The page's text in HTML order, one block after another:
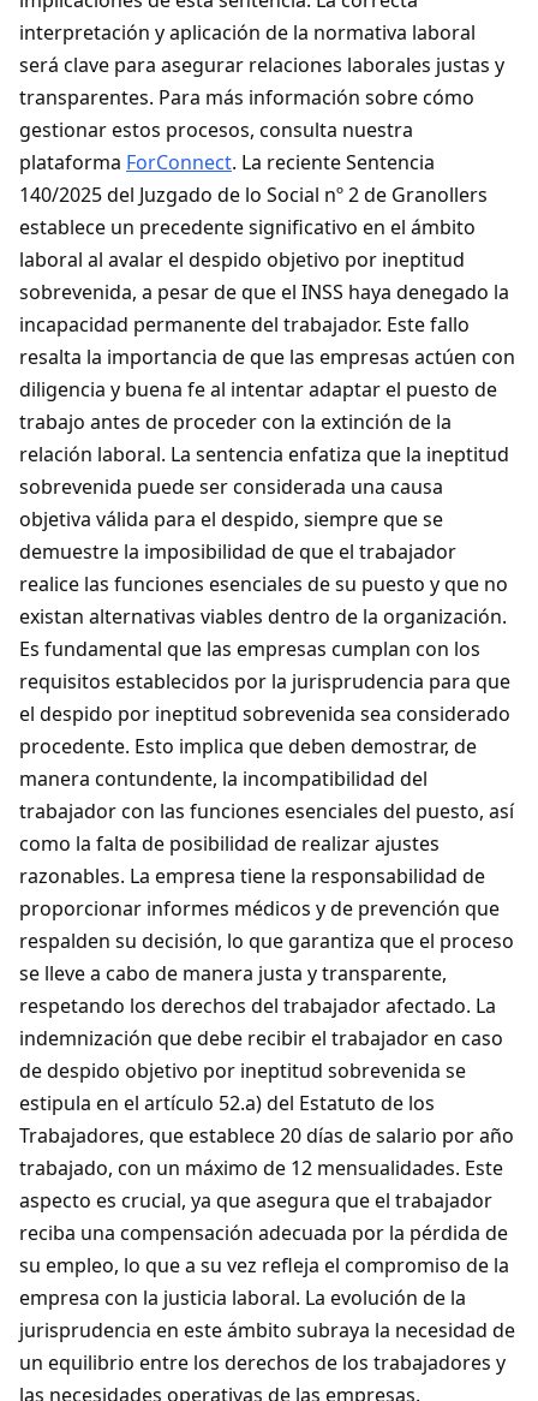
interpretación y aplicación de la normativa laboral
será clave para asegurar relaciones laborales justas y
transparentes. Para más información sobre cómo
gestionar estos procesos, consulta nuestra
plataforma ForConnect. La reciente Sentencia
140/2025 del Juzgado de lo Social nº 2 de Granollers
establece un precedente significativo en el ámbito
laboral al avalar el despido objetivo por ineptitud
sobrevenida, a pesar de que el INSS haya denegado la
incapacidad permanente del trabajador. Este fallo
resalta la importancia de que las empresas actúen con
diligencia y buena fe al intentar adaptar el puesto de
trabajo antes de proceder con la extinción de la
relación laboral. La sentencia enfatiza que la ineptitud
sobrevenida puede ser considerada una causa
objetiva válida para el despido, siempre que se
demuestre la imposibilidad de que el trabajador
realice las funciones esenciales de su puesto y que no
existan alternativas viables dentro de la organización.
Es fundamental que las empresas cumplan con los
requisitos establecidos por la jurisprudencia para que
el despido por ineptitud sobrevenida sea considerado
procedente. Esto implica que deben demostrar, de
manera contundente, la incompatibilidad del
trabajador con las funciones esenciales del puesto, así
como la falta de posibilidad de realizar ajustes
razonables. La empresa tiene la responsabilidad de
proporcionar informes médicos y de prevención que
respalden su decisión, lo que garantiza que el proceso
se lleve a cabo de manera justa y transparente,
respetando los derechos del trabajador afectado. La
indemnización que debe recibir el trabajador en caso
de despido objetivo por ineptitud sobrevenida se
estipula en el artículo 52.a) del Estatuto de los
Trabajadores, que establece 20 días de salario por año
trabajado, con un máximo de 12 mensualidades. Este
aspecto es crucial, ya que asegura que el trabajador
reciba una compensación adecuada por la pérdida de
su empleo, lo que a su vez refleja el compromiso de la
empresa con la justicia laboral. La evolución de la
jurisprudencia en este ámbito subraya la necesidad de
un equilibrio entre los derechos de los trabajadores y
las necesidades operativas de las empresas.